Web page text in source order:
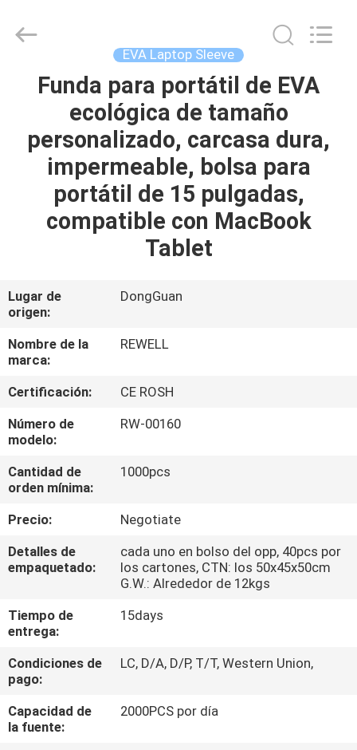
HOGAR
PRODUCTOS
SOBRE
NOSOTROS
DE
LA
FÁBRICA
CONTROL
DE
CALIDAD
DEL
SITIO
PRIVACY
POLICY
Rights
EVA Laptop Sleeve
Funda para portátil de EVA
ecológica de tamaño
personalizado, carcasa dura,
impermeable, bolsa para
portátil de 15 pulgadas,
compatible con MacBook
Tablet
Lugar de
origen:
DongGuan
Nombre de la
marca:
REWELL
Certificación:
CE ROSH
Número de
modelo:
RW-00160
Cantidad de
orden mínima:
1000pcs
Precio:
Negotiate
Detalles de
empaquetado:
cada uno en bolso del opp, 40pcs por
los cartones, CTN: los 50x45x50cm
G.W.: Alrededor de 12kgs
Tiempo de
entrega:
15days
Condiciones de
pago:
LC, D/A, D/P, T/T, Western Union,
Capacidad de
la fuente:
2000PCS por día